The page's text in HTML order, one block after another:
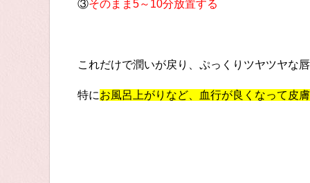
③そのまま5～10分放置する
これだけで潤いが戻り、ぷっくりツヤツヤな
特にお風呂上がりなど、血行が良くなって皮